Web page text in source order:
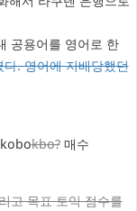
공용어를 영어로 한
. 영어에 지배당했던
kobokbo?매수
고 목표 토익 점수를